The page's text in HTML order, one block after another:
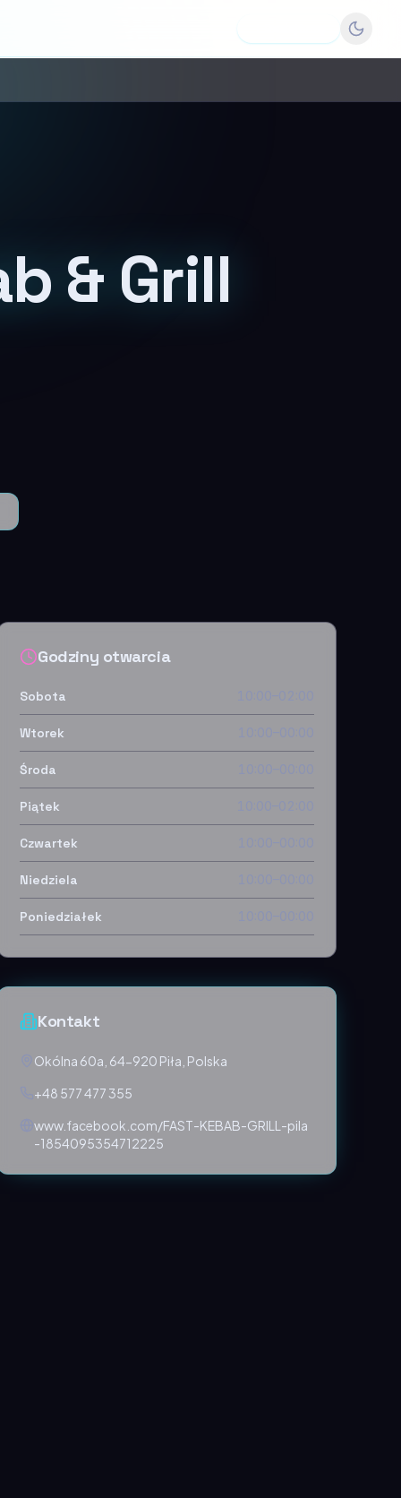
& Grill
Godziny otwarcia
Sobota
Wtorek
Środa
Piątek
Czwartek
Niedziela
Poniedziałek
Kontakt
Okólna 60a, 64-920 Piła, Polska
+48 577 477 355
www.facebook.com/FAST-KEBAB-GRILL-pila
-1854095354712225